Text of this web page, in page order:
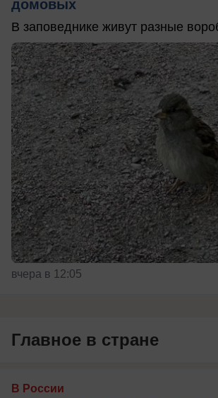
домовых
В заповеднике живут разные
вчера в 12:05
Главное в стране
В России